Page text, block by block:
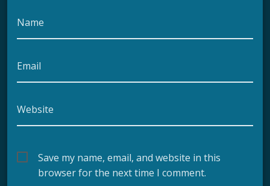
Name
Email
Website
Save my name, email, and website in this
browser for the next time I comment.